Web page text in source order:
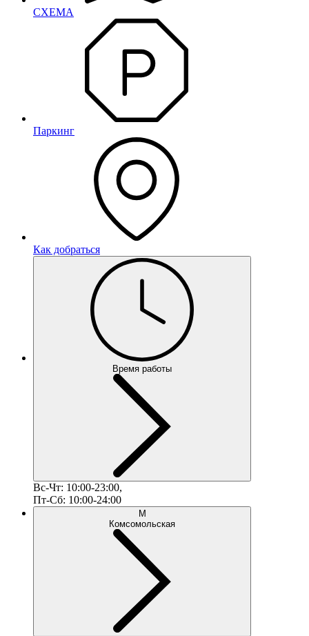
СХЕМА
Паркинг
Как добраться
Время работы
Вс-Чт: 10:00-23:00,
Пт-Сб: 10:00-24:00
М
Комсомольская